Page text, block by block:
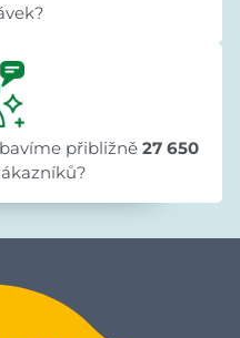
přibližně 27 650